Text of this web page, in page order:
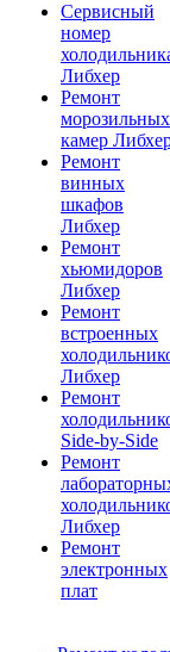
Сервисный
номер
Либхер
Ремонт
морозильных
камер
Ремонт
винных
шкафов
Либхер
Ремонт
хьюмидоров
Либхер
Ремонт
встроенных
Либхер
Ремонт
Side-by-Side
Ремонт
Либхер
Ремонт
электронных
плат